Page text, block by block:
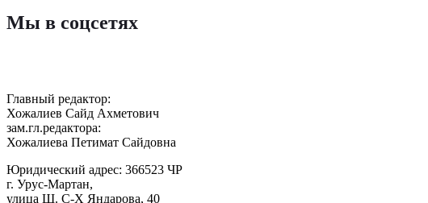
Мы в соцсетях
Главный редактор:
Хожалиев Сайд Ахметович
зам.гл.редактора:
Хожалиева Петимат Сайдовна
Юридический адрес: 366523 ЧР
г. Урус-Мартан,
улица Ш. С-Х Яндарова, 40